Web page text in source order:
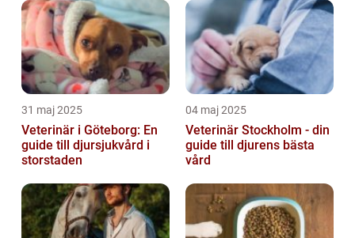
31 maj 2025
Veterinär i Göteborg: En
guide till djursjukvård i
storstaden
04 maj 2025
Veterinär Stockholm - din
guide till djurens bästa
vård